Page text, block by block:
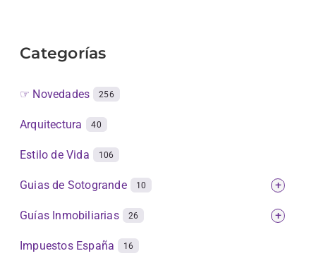
Categorías
☞ Novedades 256
Arquitectura 40
Estilo de Vida 106
Guias de Sotogrande 10 +
Guías Inmobiliarias 26 +
Impuestos España 16